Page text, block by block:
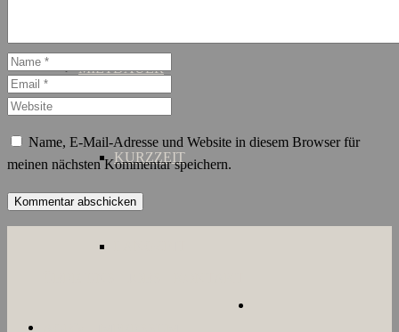
MIETDAUER
KURZZEIT
Name, E-Mail-Adresse und Website in diesem Browser für
meinen nächsten Kommentar speichern.